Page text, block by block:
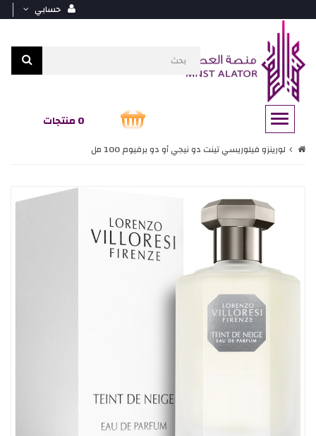
حسابي
0 منتجات
لورينزو فيلوريسي تينت دو نيجي أو دو برفيوم 100 مل